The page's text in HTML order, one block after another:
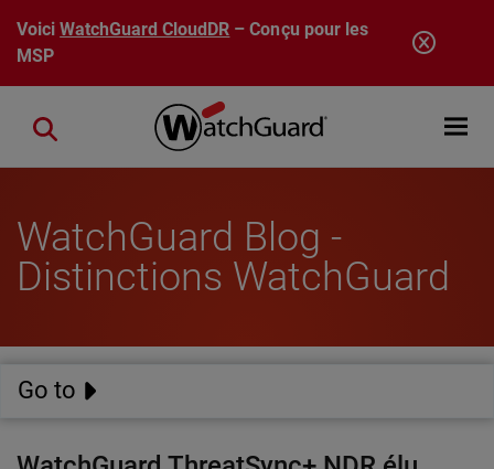
Aller au contenu principal
VoiciWatchGuard CloudDR – Conçu pour les
MSP
Open
Close search
WatchGuard Blog -
Distinctions WatchGuard
Go to